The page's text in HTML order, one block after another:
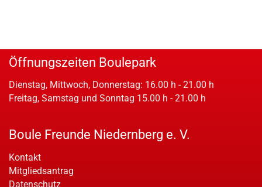
Öffnungszeiten Boulepark
Dienstag, Mittwoch, Donnerstag: 16.00 h - 21.00 h
Freitag, Samstag und Sonntag 15.00 h - 21.00 h
Boule Freunde Niedernberg e. V.
Kontakt
Mitgliedsantrag
Datenschutz